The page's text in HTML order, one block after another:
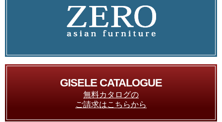
GISELE CATALOGUE
無料カタログの
ご請求はこちらから